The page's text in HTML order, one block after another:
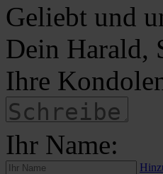
Geliebt und
Dein Harald,
Ihre
Ihr Name: